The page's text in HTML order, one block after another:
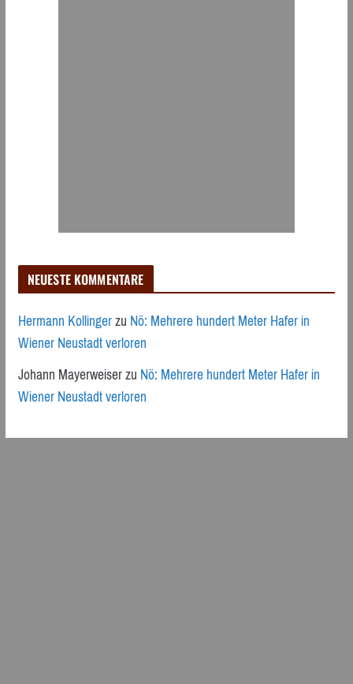
NEUESTE KOMMENTARE
Hermann KollingerzuNö: Mehrere hundert Meter Hafer in
Wiener Neustadt verloren
Johann MayerweiserzuNö: Mehrere hundert Meter Hafer in
Wiener Neustadt verloren